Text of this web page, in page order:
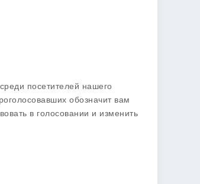
посетителей нашего
обозначит вам
в голосовании и изменить